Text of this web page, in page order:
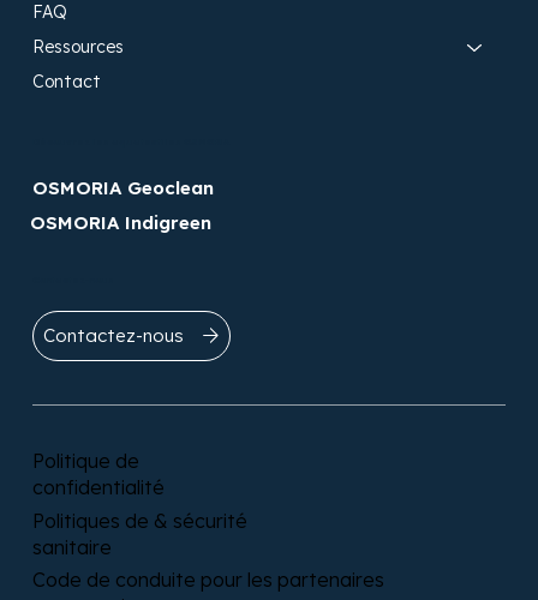
FAQ
Ressources
Contact
OSMORIA Geoclean
OSMORIA Indigreen
Contactez-nous
Politique de
confidentialité
Politiques de & sécurité
sanitaire
Code de conduite pour les partenaires